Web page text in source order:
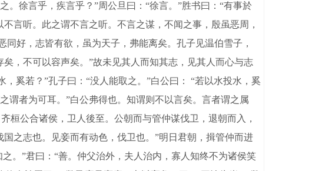
徐言乎，疾言乎？”周公旦曰：“徐言。”胜书曰：“有事於
言听。此之谓不言之听。不言之谋，不闻之事，殷虽恶周，
好，志皆有欲，虽为天子，弗能离矣。孔子见温伯雪子，
，不可以容声矣。”故未见其人而知其志，见其人而心与志
奚若？”孔子曰：“没人能取之。”白公曰： “若以水投水，奚
谓者为可耳。”白公弗得也。知谓则不以言矣。言者谓之属
桓公合诸侯，卫人後至。公朝而与管仲谋伐卫，退朝而入，
之志也。见妾而有动色，伐卫也。”明日君朝，揖管仲而进
。”君曰：“善。仲父治外，夫人治内，寡人知终不为诸侯笑